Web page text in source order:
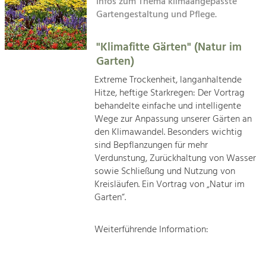
Kirchen am Fluss
Suche
Tourismus
Angebotsentwicklung und
Positionierung.
Kunst & Kultur
Handwerk, Wissenschaft und Forschung.
Soziales, Bildung &
Gleichberechtigung, Jugend und
Mobilität & Energie
Klimawandel, öffentlicher Verkehr und
Gartengestaltung und Pflege.
"Klimafitte Gärten" (Natur im
Garten)
Extreme Trockenheit, langanhaltende
Hitze, heftige Starkregen: Der Vortrag
behandelte einfache und intelligente
Wege zur Anpassung unserer Gärten an
den Klimawandel. Besonders wichtig
sind Bepflanzungen für mehr
Verdunstung, Zurückhaltung von Wasser
sowie Schließung und Nutzung von
Kreisläufen. Ein Vortrag von „Natur im
Garten“.
Weiterführende Information: